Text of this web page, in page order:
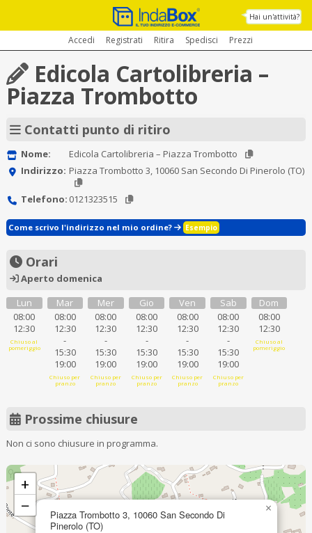
Hai un'attività?
Accedi Registrati Ritira Spedisci Prezzi
Edicola Cartolibreria –
Piazza Trombotto
Contatti punto di ritiro
Nome:
Edicola Cartolibreria – Piazza Trombotto
Indirizzo: Piazza Trombotto 3, 10060 San Secondo Di Pinerolo (TO)
Telefono: 0121323515
Come scrivo l'indirizzo nel mio ordine? Esempio
Orari
Aperto domenica
Lun
08:00
12:30
Chiuso al
pomeriggio
Mar
08:00
12:30
-
15:30
19:00
Chiuso per
pranzo
Mer
08:00
12:30
-
15:30
19:00
Chiuso per
pranzo
Gio
08:00
12:30
-
15:30
19:00
Chiuso per
pranzo
Ven
08:00
12:30
-
15:30
19:00
Chiuso per
pranzo
Sab
08:00
12:30
-
15:30
19:00
Chiuso per
pranzo
Dom
08:00
12:30
Chiuso al
pomeriggio
Prossime chiusure
Non ci sono chiusure in programma.
Piazza Trombotto 3, 10060 San Secondo Di
Pinerolo (TO)
×
+
−